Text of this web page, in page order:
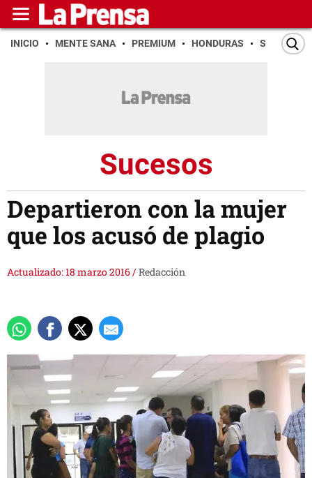
INICIO MENTE SANA PREMIUM HONDURAS SAN PEDRO
Sucesos
Departieron con la mujer
que los acusó de plagio
Actualizado: 18 marzo 2016/Redacción